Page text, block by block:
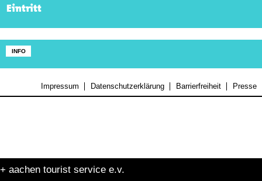
Eintritt
INFO
Impressum Datenschutzerklärung Barrierfreiheit Presse
+ aachen tourist service e.v.